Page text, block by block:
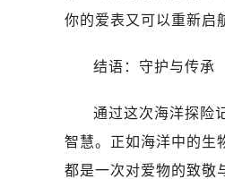
你的爱表又可以重新启
结语：守护与传承
通过这次海洋探险
智慧。正如海洋中的生
都是一次对爱物的致敬